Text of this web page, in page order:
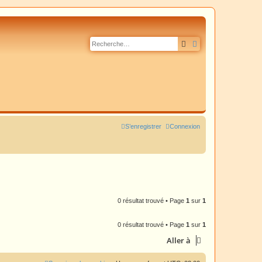
Rechercher
Connexion
S’enregistrer
0 résultat trouvé • Page 1 sur 1
0 résultat trouvé • Page 1 sur 1
Aller à